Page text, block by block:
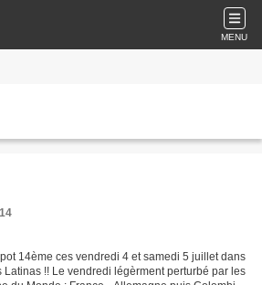
MENU
14ème ces vendredi 4 et samedi 5 juillet dans
Latinas !! Le vendredi légèrment perturbé par les